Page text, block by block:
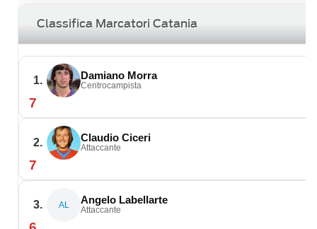
Classifica Marcatori Catania
1. Damiano Morra
Centrocampista
7
2. Claudio Ciceri
Attaccante
7
3. AL Angelo Labellarte
Attaccante